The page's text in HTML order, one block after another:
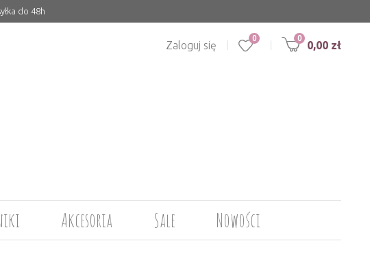
do 48h
0
0,00 zł
Zaloguj się
Akcesoria Sale Nowości